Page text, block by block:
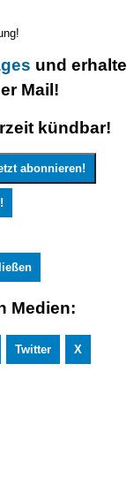
und erhalte
Mail!
kündbar!
Medien:
Twitter X